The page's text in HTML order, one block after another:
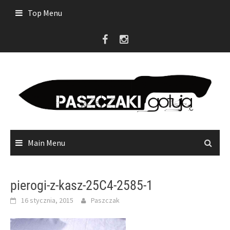
Top Menu
Main Menu
pierogi-z-kasz-25C4-2585-1
16 stycznia, 2015 Paszczak